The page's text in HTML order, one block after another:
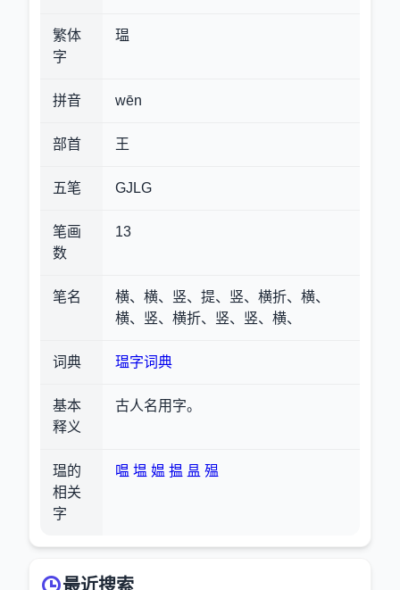
繁体
字
瑥
拼音 wēn
部首 王
五笔 GJLG
笔画
数
13
笔名
横、横、竖、提、竖、横折、横、
横、竖、横折、竖、竖、横、
词典 瑥字词典
基本
释义
古人名用字。
瑥的
相关
字
嗢 塭 媪 揾 昷 殟
最近搜索